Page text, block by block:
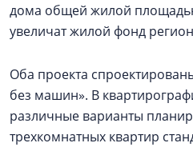
дома общей жилой
увеличат жилой фонд
Оба проекта
без машин». В
различные варианты
трехкомнатных квартир